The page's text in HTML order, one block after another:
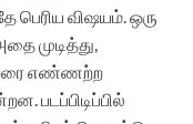
பெரிய விஷயம். ஒரு
முடித்து,
வரை எண்ணற்ற
படப்பிடிப்பில்